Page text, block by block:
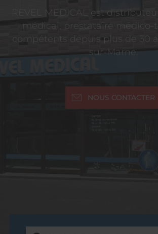
REVEL MEDICAL est
médical, prestataire médico-
compétents depuis plus de 30
sur-Marne.
NOUS CONTACTER